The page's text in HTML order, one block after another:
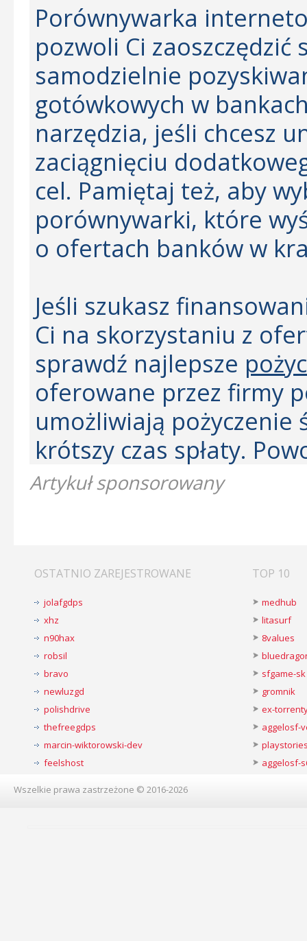
Porównywarka
pozwoli Ci
samodzielnie
gotówkowych w
narzędzia, jeśli chcesz
zaciągnięciu
cel. Pamiętaj też, aby
porównywarki, które
o ofertach banków w
Jeśli szukasz
Ci na skorzystaniu z
sprawdź najlepsze
oferowane przez firmy
umożliwiają pożyczenie
krótszy czas spłaty.
Artykuł sponsorowany
OSTATNIO ZAREJESTROWANE
jolafgdps
xhz
n90hax
robsil
bravo
newluzgd
polishdrive
thefreegdps
marcin-wiktorowski-dev
feelshost
TOP 10
medhub
litasurf
8values
sfgame-sk
gromnik
ex-
aggelosf-
aggelosf-
Wszelkie prawa zastrzeżone © 2016-2026